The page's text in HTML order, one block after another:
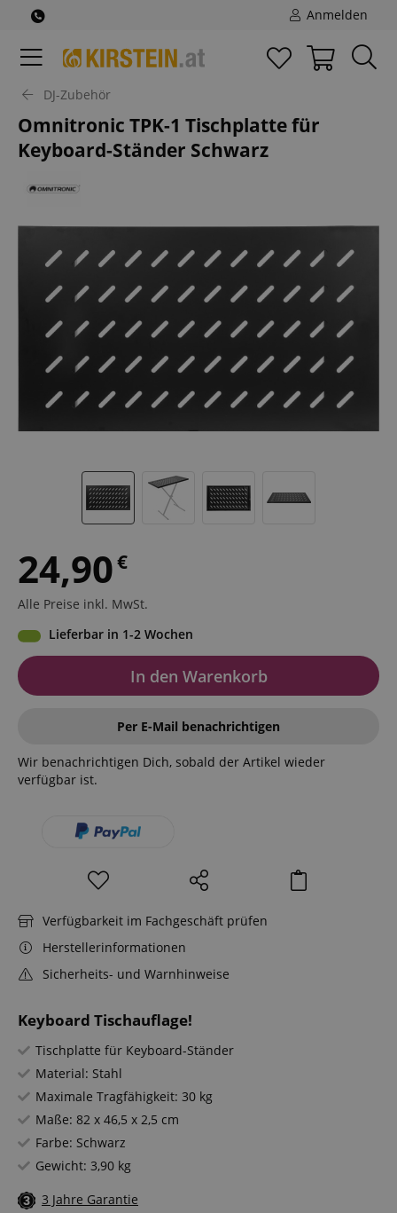
Anmelden
DJ-Zubehör
Omnitronic TPK-1 Tischplatte für
Keyboard-Ständer Schwarz
Keyboard Tischauflage!
Tischplatte für Keyboard-Ständer
Material: Stahl
Maximale Tragfähigkeit: 30 kg
Maße: 82 x 46,5 x 2,5 cm
Farbe: Schwarz
Gewicht: 3,90 kg
3 Jahre Garantie
24,90€
Alle Preise inkl. MwSt.
Lieferbar in 1-2 Wochen
In den Warenkorb
Per E-Mail benachrichtigen
Wir benachrichtigen Dich, sobald der Artikel wieder
verfügbar ist.
Verfügbarkeit im Fachgeschäft prüfen
Herstellerinformationen
Sicherheits- und Warnhinweise